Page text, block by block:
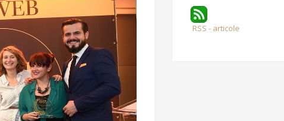
RSS - articole